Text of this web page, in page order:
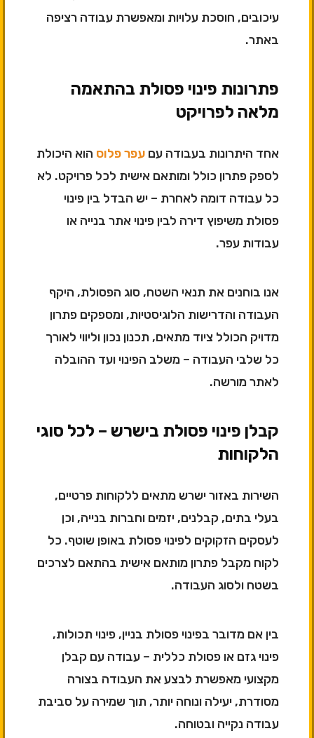
עיכובים, חוסכת עלויות ומאפשרת עבודה רציפה
באתר.
פתרונות פינוי פסולת בהתאמה
מלאה לפרויקט
אחד היתרונות בעבודה עםעפר פלוס הוא היכולת
לספק פתרון כולל ומותאם אישית לכל פרויקט. לא
כל עבודה דומה לאחרת – יש הבדל בין פינוי
פסולת משיפוץ דירה לבין פינוי אתר בנייה או
עבודות עפר.
אנו בוחנים את תנאי השטח, סוג הפסולת, היקף
העבודה והדרישות הלוגיסטיות, ומספקים פתרון
מדויק הכולל ציוד מתאים, תכנון נכון וליווי לאורך
כל שלבי העבודה – משלב הפינוי ועד ההובלה
לאתר מורשה.
קבלן פינוי פסולת בישרש – לכל סוגי
הלקוחות
השירות באזור ישרש מתאים ללקוחות פרטיים,
בעלי בתים, קבלנים, יזמים וחברות בנייה, וכן
לעסקים הזקוקים לפינוי פסולת באופן שוטף. כל
לקוח מקבל פתרון מותאם אישית בהתאם לצרכים
בשטח ולסוג העבודה.
בין אם מדובר בפינוי פסולת בניין, פינוי תכולות,
פינוי גזם או פסולת כללית – עבודה עם קבלן
מקצועי מאפשרת לבצע את העבודה בצורה
מסודרת, יעילה ונוחה יותר, תוך שמירה על סביבת
עבודה נקייה ובטוחה.